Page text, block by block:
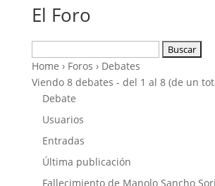
El Foro
Home › Foros › Debates
Viendo 8 debates - del 1 al 8 (de un
Debate
Usuarios
Entradas
Última publicación
Fallecimiento de Manolo Sancho